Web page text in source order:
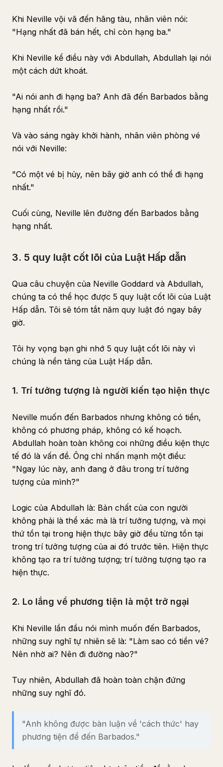
Khi Neville vội vã đến hãng tàu, nhân viên nói:
"Hạng nhất đã bán hết, chỉ còn hạng ba."
Khi Neville kể điều này với Abdullah, Abdullah lại nói
một cách dứt khoát.
"Ai nói anh đi hạng ba? Anh đã đến Barbados bằng
hạng nhất rồi."
Và vào sáng ngày khởi hành, nhân viên phòng vé
nói với Neville:
"Có một vé bị hủy, nên bây giờ anh có thể đi hạng
nhất."
Cuối cùng, Neville lên đường đến Barbados bằng
hạng nhất.
3. 5 quy luật cốt lõi của Luật Hấp dẫn
Qua câu chuyện của Neville Goddard và Abdullah,
chúng ta có thể học được 5 quy luật cốt lõi của Luật
Hấp dẫn. Tôi sẽ tóm tắt năm quy luật đó ngay bây
giờ.
Tôi hy vọng bạn ghi nhớ 5 quy luật cốt lõi này vì
chúng là nền tảng của Luật Hấp dẫn.
1. Trí tưởng tượng là người kiến tạo hiện thực
Neville muốn đến Barbados nhưng không có tiền,
không có phương pháp, không có kế hoạch.
Abdullah hoàn toàn không coi những điều kiện thực
tế đó là vấn đề. Ông chỉ nhấn mạnh một điều:
"Ngay lúc này, anh đang ở đâu trong trí tưởng
tượng của mình?"
Logic của Abdullah là: Bản chất của con người
không phải là thể xác mà là trí tưởng tượng, và mọi
thứ tồn tại trong hiện thực bây giờ đều từng tồn tại
trong trí tưởng tượng của ai đó trước tiên. Hiện thực
không tạo ra trí tưởng tượng; trí tưởng tượng tạo ra
hiện thực.
2. Lo lắng về phương tiện là một trở ngại
Khi Neville lần đầu nói mình muốn đến Barbados,
những suy nghĩ tự nhiên sẽ là: "Làm sao có tiền vé?
Nên nhờ ai? Nên đi đường nào?"
Tuy nhiên, Abdullah đã hoàn toàn chặn đứng
những suy nghĩ đó.
"Anh không được bàn luận về 'cách thức' hay
phương tiện để đến Barbados."